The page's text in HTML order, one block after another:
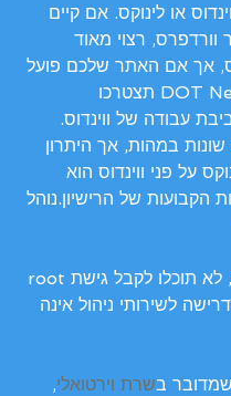
או לינוקס. אם קיים
רצוי מאוד
אך אם האתר שלכם פועל
ב- ASP או DOT Net תצטרכו
עבודה של ווינדוס.
שונות במהות, אך היתרון
על פני ווינדוס הוא
הקבועות של הרישיון.נוהל
לשירותי ניהול אינה
בשרת וירטואלי,